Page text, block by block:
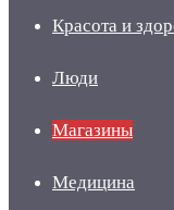
Красота и
Люди
Магазины
Медицина